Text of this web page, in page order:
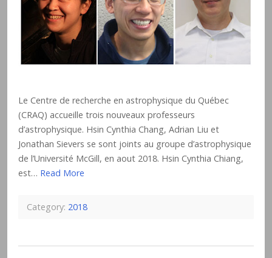
Le Centre de recherche en astrophysique du Québec
(CRAQ) accueille trois nouveaux professeurs
d’astrophysique. Hsin Cynthia Chang, Adrian Liu et
Jonathan Sievers se sont joints au groupe d’astrophysique
de l’Université McGill, en aout 2018. Hsin Cynthia Chiang,
est… Read More
Category: 2018